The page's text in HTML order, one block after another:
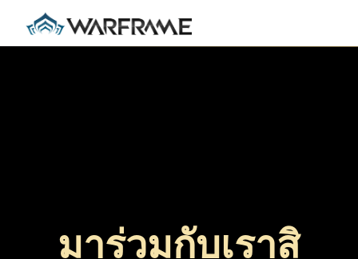
มาร่วมกับเราสิ